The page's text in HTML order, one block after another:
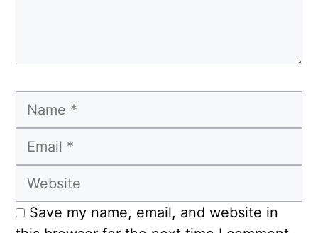
Name
Email
Website
Save my name, email, and website in